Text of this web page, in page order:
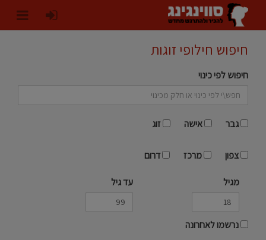
חיפוש חילופי זוגות
חיפוש לפי כינוי
גבר אישה זוג
צפון מרכז דרום
מגיל עד גיל
נרשמו לאחרונה